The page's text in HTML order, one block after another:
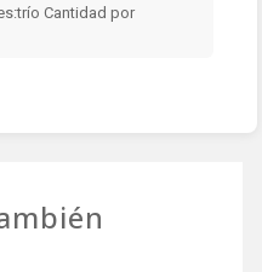
Cantidad por